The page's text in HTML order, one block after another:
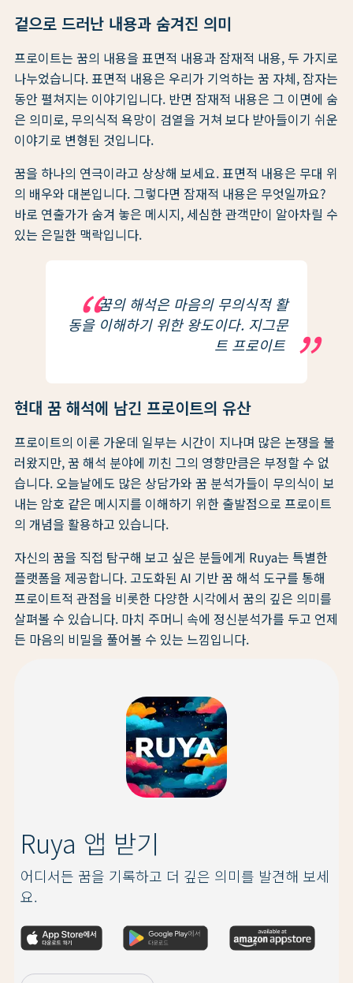
겉으로 드러난 내용과 숨겨진 의미
프로이트는 꿈의 내용을 표면적 내용과 잠재적 내용, 두 가지로
나누었습니다. 표면적 내용은 우리가 기억하는 꿈 자체, 잠자는
동안 펼쳐지는 이야기입니다. 반면 잠재적 내용은 그 이면에 숨
은 의미로, 무의식적 욕망이 검열을 거쳐 보다 받아들이기 쉬운
이야기로 변형된 것입니다.
꿈을 하나의 연극이라고 상상해 보세요. 표면적 내용은 무대 위
의 배우와 대본입니다. 그렇다면 잠재적 내용은 무엇일까요?
바로 연출가가 숨겨 놓은 메시지, 세심한 관객만이 알아차릴 수
있는 은밀한 맥락입니다.
꿈의 해석은 마음의 무의식적 활
동을 이해하기 위한 왕도이다. 지그문
트 프로이트
현대 꿈 해석에 남긴 프로이트의 유산
프로이트의 이론 가운데 일부는 시간이 지나며 많은 논쟁을 불
러왔지만, 꿈 해석 분야에 끼친 그의 영향만큼은 부정할 수 없
습니다. 오늘날에도 많은 상담가와 꿈 분석가들이 무의식이 보
내는 암호 같은 메시지를 이해하기 위한 출발점으로 프로이트
의 개념을 활용하고 있습니다.
자신의 꿈을 직접 탐구해 보고 싶은 분들에게 Ruya는 특별한
플랫폼을 제공합니다. 고도화된 AI 기반 꿈 해석 도구를 통해
프로이트적 관점을 비롯한 다양한 시각에서 꿈의 깊은 의미를
살펴볼 수 있습니다. 마치 주머니 속에 정신분석가를 두고 언제
든 마음의 비밀을 풀어볼 수 있는 느낌입니다.
Ruya 앱 받기
어디서든 꿈을 기록하고 더 깊은 의미를 발견해 보세
요.